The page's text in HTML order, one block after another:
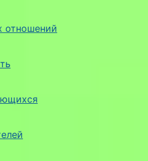
отношений